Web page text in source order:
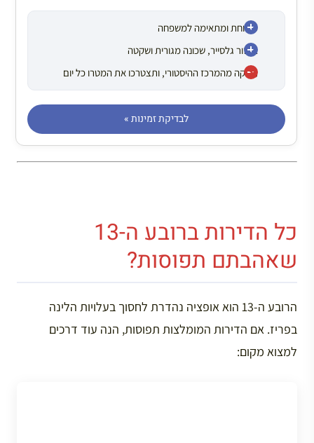
מרווחת ומתאימה למשפחה
באזור גלסייר, שכונה מגורית ושקטה
רחוקה מהמרכז ההיסטורי, ותצטרכו את המטרו כל יום
לבדיקת זמינות »
כל הדירות ברובע ה-13
שאהבתם תפוסות?
הרובע ה-13 הוא אופציה נהדרת לחסוך בעלויות הלינה
בפריז. אם הדירות המומלצות תפוסות, הנה עוד דרכים
למצוא מקום: